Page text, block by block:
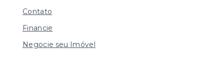
Contato
Financie
Negocie seu Imóvel